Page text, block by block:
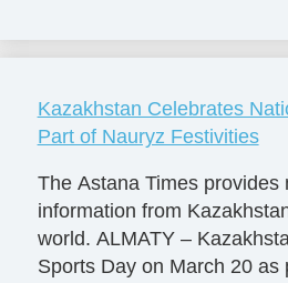
Kazakhstan Celebrates
Part of Nauryz Festivities
The Astana Times provides
information from
world. ALMATY –
Sports Day on March 20 as